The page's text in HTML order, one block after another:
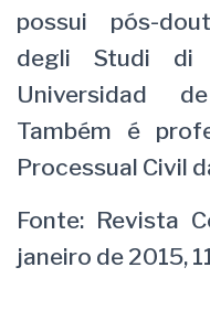
possui pós-
degli Studi di
Universidad
Também é
Processual Civil
Fonte: Revista
janeiro de 2015,